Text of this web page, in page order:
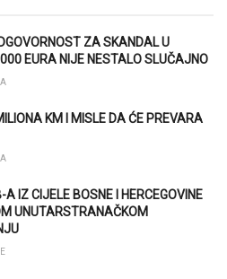
ZA SKANDAL U
EURA NIJE NESTALO SLUČAJNO
KM I MISLE DA ĆE PREVARA
IZ CIJELE BOSNE I HERCEGOVINE
UNUTARSTRANAČKOM